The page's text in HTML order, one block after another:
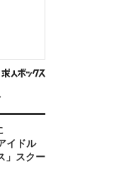
イドル
」スクー